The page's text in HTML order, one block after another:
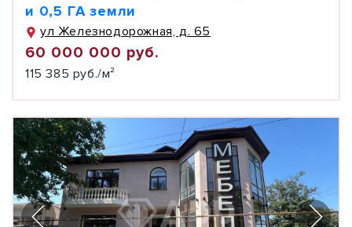
и 0,5 ГА земли
ул Железнодорожная, д. 65
60 000 000 руб.
115 385 руб./м²